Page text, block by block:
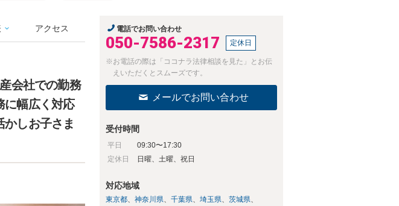
アクセス
会社での勤務
に幅広く対応
しお子さま
電話でお問い合わせ
050-7586-2317 定休日
※お電話の際は「ココナラ法律相談を見た」とお伝
えいただくとスムーズです。
メールでお問い合わせ
受付時間
平日
09:30〜17:30
定休日
日曜、土曜、祝日
対応地域
東京都 神奈川県 千葉県 埼玉県
茨城県